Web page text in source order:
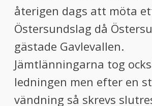
återigen dags att möta
Östersundslag då
gästade Gavlevallen.
Jämtlänningarna tog
ledningen men efter en
vändning så skrevs